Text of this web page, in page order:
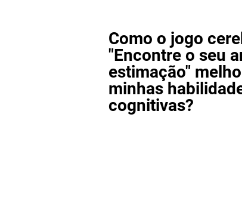
Como o jogo
"Encontre o seu
estimação"
minhas
cognitivas?